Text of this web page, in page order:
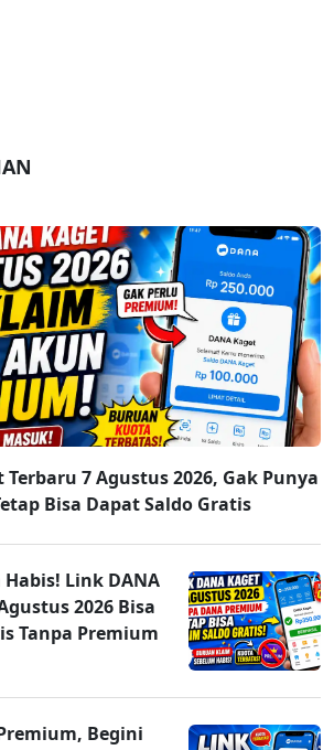
Terbaru 7 Agustus 2026, Gak Punya
Bisa Dapat Saldo Gratis
Link DANA
2026 Bisa
Tanpa Premium
Begini